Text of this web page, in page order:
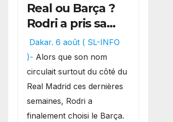
Real ou Barça ?
Rodri a pris sa
décision, un
choix qui
pourrait faire
grand bruit sur
le marché des
transferts.
Dakar. 6 août ( SL-INFO
)- Alors que son nom
circulait surtout du côté du
Real Madrid ces dernières
semaines, Rodri a
finalement choisi le Barça.